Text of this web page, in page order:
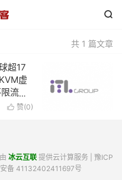

共 1 篇文章
超17
虚
流
 赞(0)
冰云互联提供云计算服务 | 豫ICP
备 41132402411697号